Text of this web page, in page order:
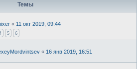
Темы
« 11 окт 2019, 09:44
5 6
« 16 янв 2019, 16:51